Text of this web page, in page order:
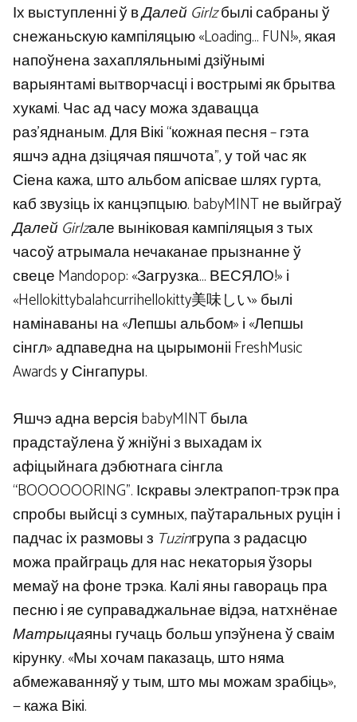
Іх выступленні ў вДалей Girlzбылі сабраны ў
снежаньскую кампіляцыю «Loading… FUN!», якая
напоўнена захапляльнымі дзіўнымі
варыянтамі вытворчасці і вострымі як брытва
хукамі. Час ад часу можа здавацца
раз’яднаным. Для Вікі “кожная песня – гэта
яшчэ адна дзіцячая пяшчота”, у той час як
Сіена кажа, што альбом апісвае шлях гурта,
каб звузіць іх канцэпцыю. babyMINT не выйграў
Далей Girlzале выніковая кампіляцыя з тых
часоў атрымала нечаканае прызнанне ў
свеце Mandopop: «Загрузка… ВЕСЯЛО!» і
«Hellokittybalahcurrihellokitty美味しい» былі
намінаваны на «Лепшы альбом» і «Лепшы
сінгл» адпаведна на цырымоніі FreshMusic
Awards у Сінгапуры.
Яшчэ адна версія babyMINT была
прадстаўлена ў жніўні з выхадам іх
афіцыйнага дэбютнага сінгла
“BOOOOOORING”. Іскравы электрапоп-трэк пра
спробы выйсці з сумных, паўтаральных руцін і
падчас іх размовы з Tuzinгрупа з радасцю
можа прайграць для нас некаторыя ўзоры
мемаў на фоне трэка. Калі яны гавораць пра
песню і яе суправаджальнае відэа, натхнёнае
Матрыцаяны гучаць больш упэўнена ў сваім
кірунку. «Мы хочам паказаць, што няма
абмежаванняў у тым, што мы можам зрабіць»,
— кажа Вікі.